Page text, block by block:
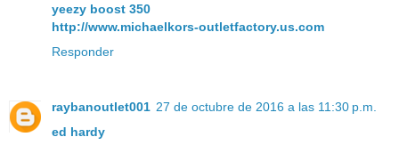
yeezy boost 350
http://www.michaelkors-outletfactory.us.com
Responder
raybanoutlet001 27 de octubre de 2016 a las 11:30 p.m.
ed hardy